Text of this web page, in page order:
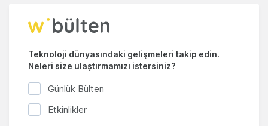
Teknoloji dünyasındaki gelişmeleri takip edin.
Neleri size ulaştırmamızı istersiniz?
Günlük Bülten
Etkinlikler